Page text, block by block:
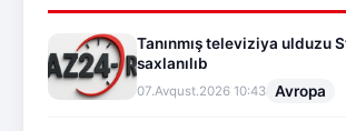
Tanınmış televiziya ulduzu
saxlanılıb
07.Avqust.2026 10:43 Avropa